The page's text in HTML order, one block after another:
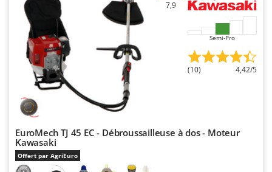
7,9
Semi-Pro
(10) 4,42/5
EuroMech TJ 45 EC - Débroussailleuse à dos - Moteur
Kawasaki
Offert par AgriEuro